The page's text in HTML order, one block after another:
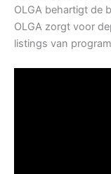
OLGA behartigt de
OLGA zorgt voor
listings van